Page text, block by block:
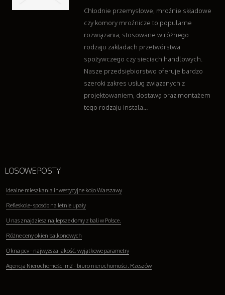
Chłodnie przemysłowe, mroźnie składowe
czy komory mroźnicze to popularne
rozwiązania, stosowane w różnego
rodzaju zakładach przetwórstwa
spożywczego czy sieciach handlowych.
Nasze przedsiębiorstwo oferuje bardzo
szeroki zakres usług związanych z
projektowaniem, dostawą oraz montażem
tego rodzaju instala...
LOSOWE POSTY
Idealne mieszkania inwestycyjne koło Warszawy
Refleskole- sposób na letnie upały
U nas znajdziesz najlepsze domy z bali w Polsce.
Różne ceny okien balkonowych
Okna pcv - najwyższa jakość, wyjątkowe parametry
Agencja Nieruchomości m2 - biuro nieruchomości. Rzeszów